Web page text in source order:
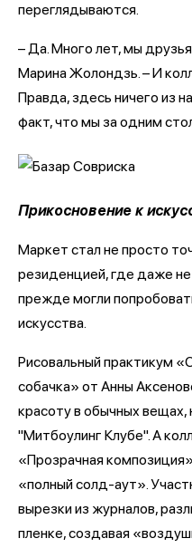
переглядываются.
– Да. Много лет, мы
Марина Жолондзь. – И
Правда, здесь ничего из
факт, что мы за одним
Прикосновение к
Маркет стал не просто
резиденцией, где даже
прежде могли
искусства.
Рисовальный практикум
собачка» от Анны
красоту в обычных
"Митбоулинг Клубе". А
«Прозрачная
«полный солд-аут».
вырезки из журналов,
пленке, создавая